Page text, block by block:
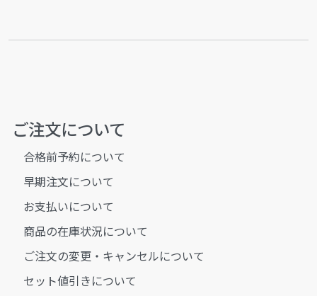
ご注文について
合格前予約について
早期注文について
お支払いについて
商品の在庫状況について
ご注文の変更・キャンセルについて
セット値引きについて